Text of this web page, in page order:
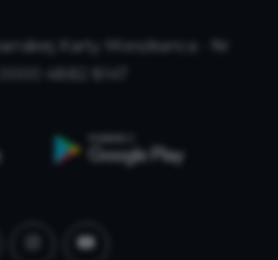
Karty Mieszkańca - Nr